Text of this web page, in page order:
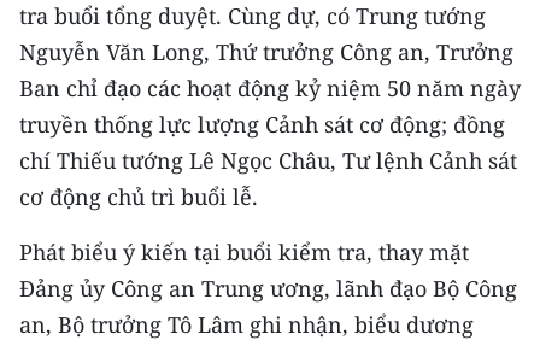
Media Giáo dục
Media Y tế
Media Khoa học - Công nghệ
Media Môi trường
Ảnh
Infographic
tra buổi tổng duyệt. Cùng dự, có Trung tướng
Nguyễn Văn Long, Thứ trưởng Công an, Trưởng
Ban chỉ đạo các hoạt động kỷ niệm 50 năm ngày
truyền thống lực lượng Cảnh sát cơ động; đồng
chí Thiếu tướng Lê Ngọc Châu, Tư lệnh Cảnh sát
cơ động chủ trì buổi lễ.
Phát biểu ý kiến tại buổi kiểm tra, thay mặt
Đảng ủy Công an Trung ương, lãnh đạo Bộ Công
an, Bộ trưởng Tô Lâm ghi nhận, biểu dương